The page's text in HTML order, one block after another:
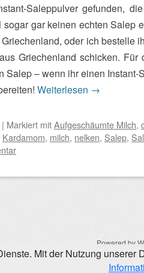
Saleppulver gefunden,
gar keinen echten Salep
oder ich bestelle
Griechenland schicken. Für
Salep – wenn ihr einen Instant-
Weiterlesen →
| Markiert mitAufgeschäumte Milch,
Kardamom, milch, nelken, Salep,
Powered by
Mit der Nutzung